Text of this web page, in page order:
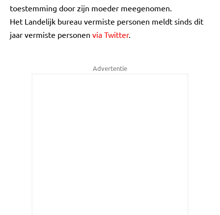
toestemming door zijn moeder meegenomen.
Het Landelijk bureau vermiste personen meldt sinds dit
jaar vermiste personen via Twitter.
Advertentie